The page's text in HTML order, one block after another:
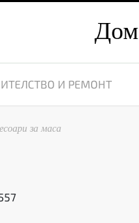
Дом
И РЕМОНТ
за маса